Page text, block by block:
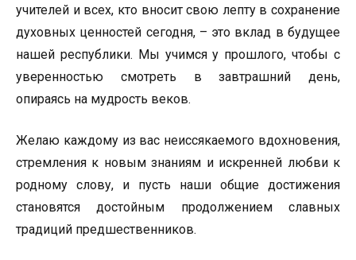
учителей и всех, кто вносит свою лепту в сохранение
духовных ценностей сегодня, – это вклад в будущее
нашей республики. Мы учимся у прошлого, чтобы с
уверенностью смотреть в завтрашний день,
опираясь на мудрость веков.
Желаю каждому из вас неиссякаемого вдохновения,
стремления к новым знаниям и искренней любви к
родному слову, и пусть наши общие достижения
становятся достойным продолжением славных
традиций предшественников.